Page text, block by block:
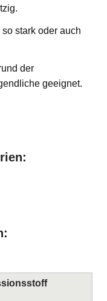
stark oder auch
der
geeignet.